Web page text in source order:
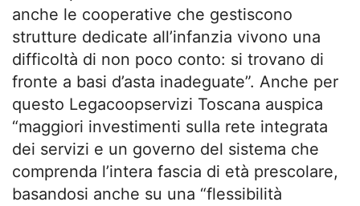
anche le cooperative che gestiscono
strutture dedicate all’infanzia vivono una
difficoltà di non poco conto: si trovano di
fronte a basi d’asta inadeguate”. Anche per
questo Legacoopservizi Toscana auspica
“maggiori investimenti sulla rete integrata
dei servizi e un governo del sistema che
comprenda l’intera fascia di età prescolare,
basandosi anche su una “flessibilità